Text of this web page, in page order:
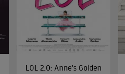
LOL 2.0: Anne’s Golden